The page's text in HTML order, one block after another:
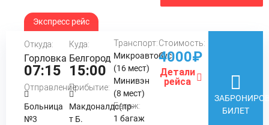
Экспресс рейс
Откуда:
Горловка
07:15
Отправление:
Больница
№3
Куда:
Белгород
15:00
Прибытие:
Макдоналдс(пр-
т Б.
Транспорт:
Микроавтобус
(16 мест)
Минивэн
(8 мест)
Багаж:
1 багаж
Стоимость:
4000₽
Детали
рейса
БИЛЕТ